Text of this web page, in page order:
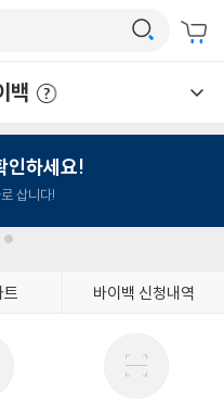
백
인하세요!
삽니다!
트 바이백 신청내역